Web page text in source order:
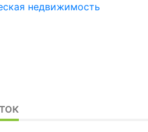
недвижимость